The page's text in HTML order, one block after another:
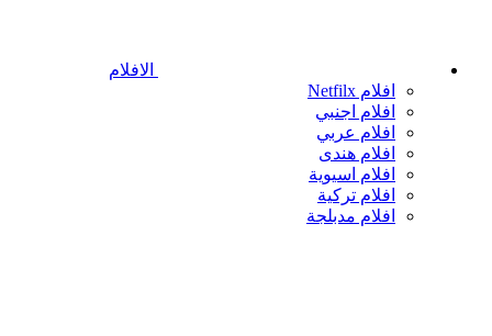
الافلام
افلام Netfilx
افلام اجنبي
افلام عربي
افلام هندى
افلام اسيوية
افلام تركية
افلام مدبلجة